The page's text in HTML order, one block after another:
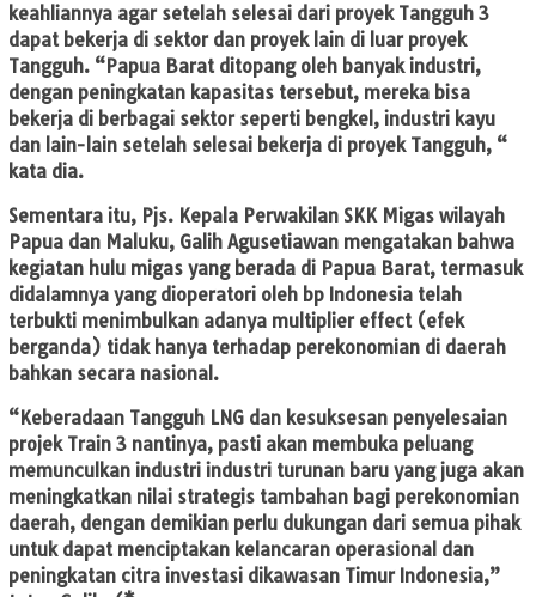
keahliannya agar setelah selesai dari proyek Tangguh 3
dapat bekerja di sektor dan proyek lain di luar proyek
Tangguh. “Papua Barat ditopang oleh banyak industri,
dengan peningkatan kapasitas tersebut, mereka bisa
bekerja di berbagai sektor seperti bengkel, industri kayu
dan lain-lain setelah selesai bekerja di proyek Tangguh, “
kata dia.
Sementara itu, Pjs. Kepala Perwakilan SKK Migas wilayah
Papua dan Maluku, Galih Agusetiawan mengatakan bahwa
kegiatan hulu migas yang berada di Papua Barat, termasuk
didalamnya yang dioperatori oleh bp Indonesia telah
terbukti menimbulkan adanya multiplier effect (efek
berganda) tidak hanya terhadap perekonomian di daerah
bahkan secara nasional.
“Keberadaan Tangguh LNG dan kesuksesan penyelesaian
projek Train 3 nantinya, pasti akan membuka peluang
memunculkan industri industri turunan baru yang juga akan
meningkatkan nilai strategis tambahan bagi perekonomian
daerah, dengan demikian perlu dukungan dari semua pihak
untuk dapat menciptakan kelancaran operasional dan
peningkatan citra investasi dikawasan Timur Indonesia,”